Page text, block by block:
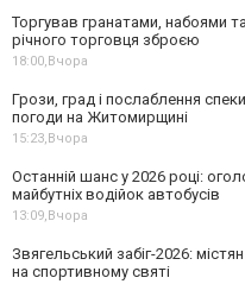
Торгував гранатами, набоями
річного торговця зброєю
18:00, Вчора
Грози, град і послаблення
погоди на Житомирщині
15:23, Вчора
Останній шанс у 2026 році:
майбутніх водійок автобусів
13:09, Вчора
Звягельський забіг-2026:
на спортивному святі